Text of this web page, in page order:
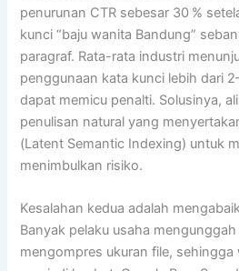
penurunan CTR sebesar 30 %
kunci “baju wanita Bandung”
paragraf. Rata-rata industri
penggunaan kata kunci lebih dari
dapat memicu penalti. Solusinya,
penulisan natural yang
(Latent Semantic Indexing) untuk
menimbulkan risiko.
Kesalahan kedua adalah
Banyak pelaku usaha
mengompres ukuran file,